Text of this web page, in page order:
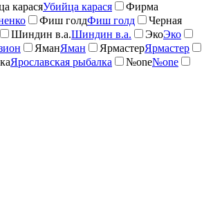
карасяУбийца карася
Фирма
Фиш голдФиш голд
Черная
Шиндин в.а.Шиндин в.а. ЭкоЭко
ЯманЯман ЯрмастерЯрмастер
Ярославская рыбалка №one№one